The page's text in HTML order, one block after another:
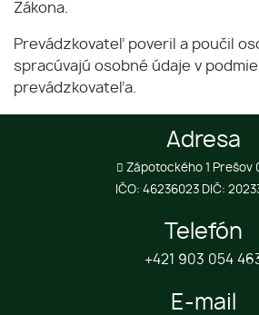
Zákona.
Prevádzkovateľ poveril a poučil
spracúvajú osobné údaje v
prevádzkovateľa.
Adresa
Zápotockého 1 Prešov
IČO: 46236023 DIČ:
Telefón
+421 903 054
E-mail